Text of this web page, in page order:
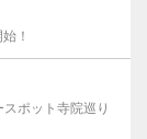
！
ポット寺院巡り